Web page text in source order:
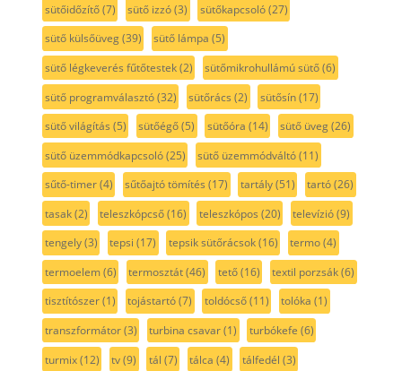
sütőidőzítő(7) sütő izzó(3) sütőkapcsoló(27)
sütő külsőüveg(39) sütő lámpa (5)
sütő légkeverés fűtőtestek(2) sütőmikrohullámú sütő(6)
sütő programválasztó(32) sütőrács (2) sütősín(17)
sütő világítás (5) sütőégő(5) sütőóra (14) sütő üveg(26)
sütő üzemmódkapcsoló(25) sütő üzemmódváltó(11)
sűtő-timer(4) sűtőajtó tömítés (17) tartály(51) tartó(26)
tasak(2) teleszkópcső(16) teleszkópos (20) televízió(9)
tengely(3) tepsi (17) tepsik sütőrácsok(16) termo(4)
termoelem(6) termosztát(46) tető(16) textil porzsák(6)
tisztítószer(1) tojástartó(7) toldócső(11) tolóka (1)
transzformátor(3) turbina csavar(1) turbókefe (6)
turmix(12) tv(9) tál (7) tálca (4) tálfedél (3)